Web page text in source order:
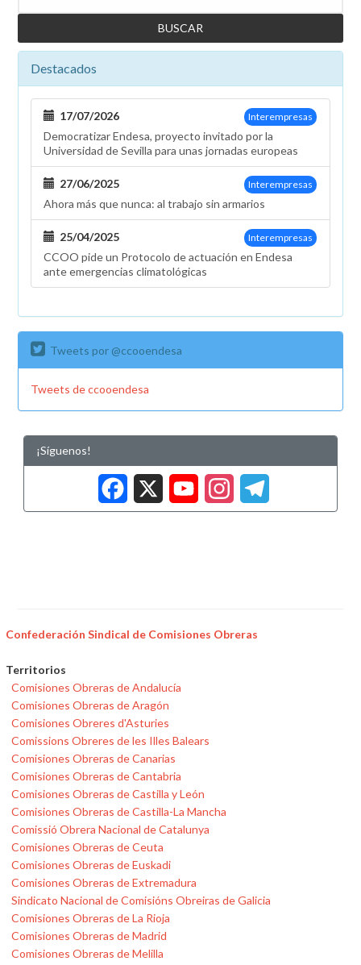
Destacados
Interempresas
17/07/2026
Democratizar Endesa, proyecto invitado por la
Universidad de Sevilla para unas jornadas europeas
Interempresas
27/06/2025
Ahora más que nunca: al trabajo sin armarios
Interempresas
25/04/2025
CCOO pide un Protocolo de actuación en Endesa
ante emergencias climatológicas
Tweets por @ccooendesa
Tweets de ccooendesa
¡Síguenos!
Facebook
X
Confederación Sindical de Comisiones Obreras
Territorios
Comisiones Obreras de Andalucía
Comisiones Obreras de Aragón
Comisiones Obreres d'Asturies
Comissions Obreres de les Illes Balears
Comisiones Obreras de Canarias
Comisiones Obreras de Cantabria
Comisiones Obreras de Castilla y León
Comisiones Obreras de Castilla-La Mancha
Comissió Obrera Nacional de Catalunya
Comisiones Obreras de Ceuta
Comisiones Obreras de Euskadi
Comisiones Obreras de Extremadura
Sindicato Nacional de Comisións Obreiras de Galicia
Comisiones Obreras de La Rioja
Comisiones Obreras de Madrid
Comisiones Obreras de Melilla